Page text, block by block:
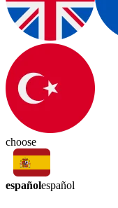
choose
españolespañol